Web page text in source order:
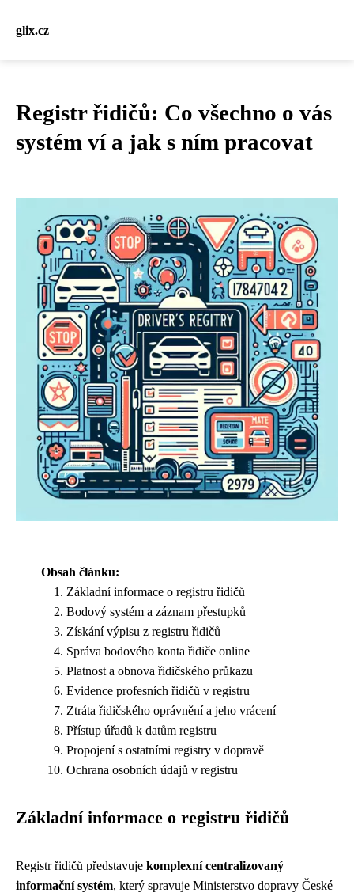
glix.cz
Registr řidičů: Co všechno o vás
systém ví a jak s ním pracovat
Obsah článku:
Základní informace o registru řidičů
Bodový systém a záznam přestupků
Získání výpisu z registru řidičů
Správa bodového konta řidiče online
Platnost a obnova řidičského průkazu
Evidence profesních řidičů v registru
Ztráta řidičského oprávnění a jeho vrácení
Přístup úřadů k datům registru
Propojení s ostatními registry v dopravě
Ochrana osobních údajů v registru
Základní informace o registru řidičů
Registr řidičů představuje komplexní centralizovaný
informační systém, který spravuje Ministerstvo dopravy České